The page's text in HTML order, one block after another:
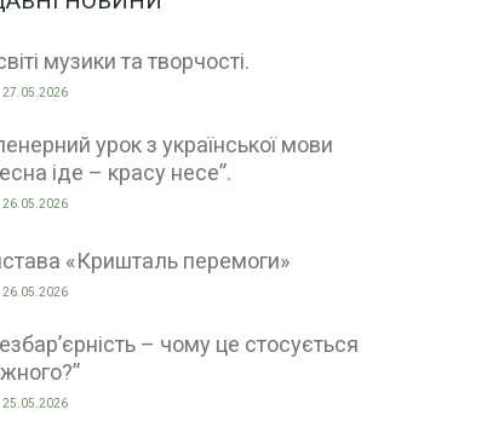
музики та творчості.
27.05.2026
урок з української мови
іде – красу несе”.
26.05.2026
«Кришталь перемоги»
26.05.2026
– чому це стосується
25.05.2026